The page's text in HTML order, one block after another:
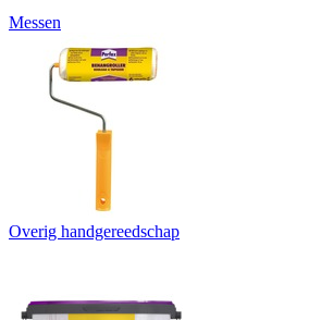
Messen
Overig handgereedschap